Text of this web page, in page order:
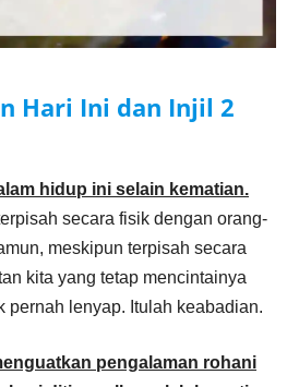
Hari Ini dan Injil 2
hidup ini selain kematian.
secara fisik dengan orang-
meskipun terpisah secara
kita yang tetap mencintainya
pernah lenyap. Itulah keabadian.
pengalaman rohani